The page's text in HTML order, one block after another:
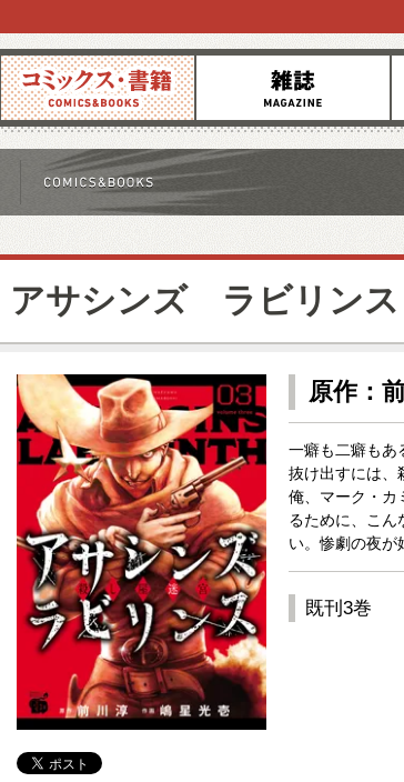
コミックス 雑誌
アサシンズ ラビリン
原作：
一癖も二癖もあ
抜け出すには、
俺、マーク・カ
るために、こん
い。惨劇の夜が
既刊3巻